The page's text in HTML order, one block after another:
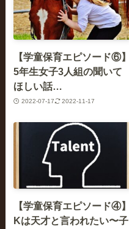
【学童保育エピソード⑥】
5年生女子3人組の聞いて
ほしい話…
2022-07-17 2022-11-17
【学童保育エピソード④】
Kは天才と言われたい〜子